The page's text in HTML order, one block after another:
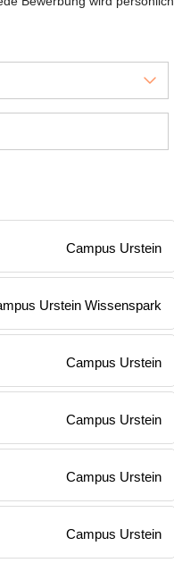
Campus Urstein
Urstein Wissenspark
Campus Urstein
Campus Urstein
Campus Urstein
Campus Urstein